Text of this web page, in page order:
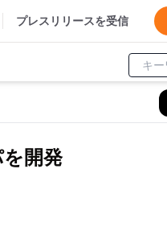
プレスリリースを受信
開発